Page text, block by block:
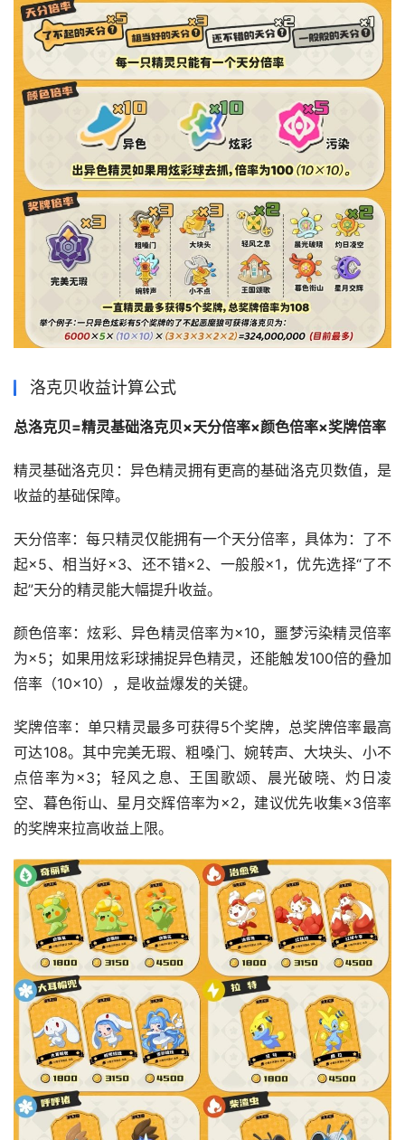
洛克贝收益计算公式
总洛克贝=精灵基础洛克贝×天分倍率×颜色倍率×奖牌倍率
精灵基础洛克贝‌：异色精灵拥有更高的基础洛克贝数值，是
收益的基础保障。
天分倍率‌：每只精灵仅能拥有一个天分倍率，具体为：了不
起×5、相当好×3、还不错×2、一般般×1，优先选择“了不
起”天分的精灵能大幅提升收益。
颜色倍率‌：炫彩、异色精灵倍率为×10，噩梦污染精灵倍率
为×5；如果用炫彩球捕捉异色精灵，还能触发100倍的叠加
倍率（10×10），是收益爆发的关键。
奖牌倍率‌：单只精灵最多可获得5个奖牌，总奖牌倍率最高
可达108。其中完美无瑕、粗嗓门、婉转声、大块头、小不
点倍率为×3；轻风之息、王国歌颂、晨光破晓、灼日凌
空、暮色衔山、星月交辉倍率为×2，建议优先收集×3倍率
的奖牌来拉高收益上限。